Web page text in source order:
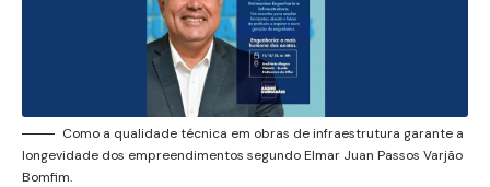
Como a qualidade técnica em obras de infraestrutura garante a
longevidade dos empreendimentos segundo Elmar Juan Passos Varjão
Bomfim.